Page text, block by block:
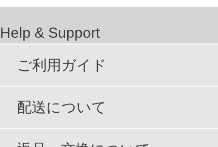
Help & Support
ご利用ガイド
配送について